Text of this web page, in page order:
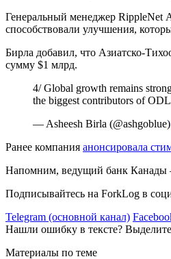
Генеральный менеджер RippleNet
способствовали улучшения,
Бирла добавил, что Азиатско-
сумму $1 млрд.
4/ Global growth remains
the biggest contributors of
— Asheesh Birla (@ashgoblue)
Ранее компания анонсировала
Напомним, ведущий банк Канады
Подписывайтесь на ForkLog в
Telegram (основной канал)
Нашли ошибку в тексте?
Материалы по теме